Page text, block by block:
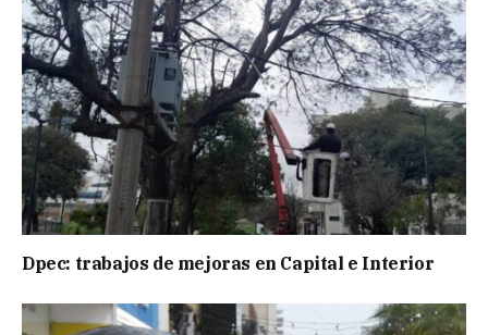
Dpec: trabajos de mejoras en Capital e Interior